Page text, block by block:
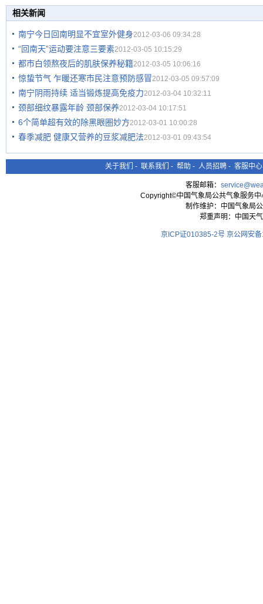
相关新闻
南宁今日回南明显不宜室外健身2012-03-06 09:34:28
“回南天”运动要注意三要素2012-03-05 10:15:29
都市白领熬夜后的肌肤保养秘籍2012-03-05 10:06:16
惊蛰节气 乍暖还寒市民注意预防感冒2012-03-05 09:57:09
南宁阴雨持续 适当锻炼提高免疫力2012-03-04 10:32:11
颈部细纹暴露年龄 颈部保养2012-03-04 10:17:51
6个简单超有效的除黑眼圈妙方2012-03-01 10:00:28
春季减肥 健康又营养的豆浆减肥法2012-03-01 09:43:54
关于我们 - 联系我们 - 帮助 - 人员招聘 - 客服中心
客服邮箱：
Copyright©中国气象局公共气象服务
制作维护：中国气象局
郑重声明：中国天
京ICP证010385-2号 京公网安